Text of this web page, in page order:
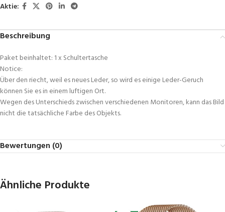
Aktie:
Beschreibung
Paket beinhaltet: 1 x Schultertasche
Notice:
Über den riecht, weil es neues Leder, so wird es einige Leder-Geruch
können Sie es in einem luftigen Ort.
Wegen des Unterschieds zwischen verschiedenen Monitoren, kann das Bild
nicht die tatsächliche Farbe des Objekts.
Bewertungen (0)
Ähnliche Produkte